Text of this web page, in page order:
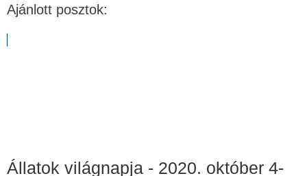
Ajánlott posztok:
Állatok világnapja - 2020. október 4-